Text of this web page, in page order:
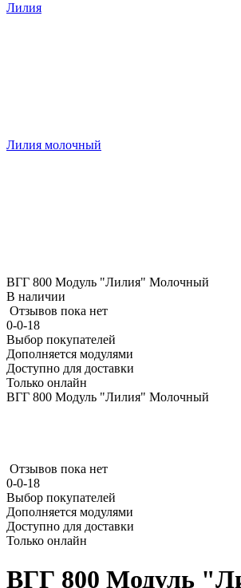
Лилия
Лилия молочный
ВГГ 800 Модуль "Лилия" Молочный
В наличии
Отзывов пока нет
0-0-18
Выбор покупателей
Дополняется модулями
Доступно для доставки
Только онлайн
ВГГ 800 Модуль "Лилия" Молочный
Отзывов пока нет
0-0-18
Выбор покупателей
Дополняется модулями
Доступно для доставки
Только онлайн
ВГГ 800 Модуль